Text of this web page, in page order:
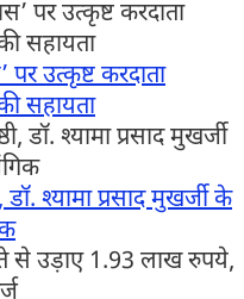
पर उत्कृष्ट करदाता
सहायता
डॉ. श्यामा प्रसाद मुखर्जी के